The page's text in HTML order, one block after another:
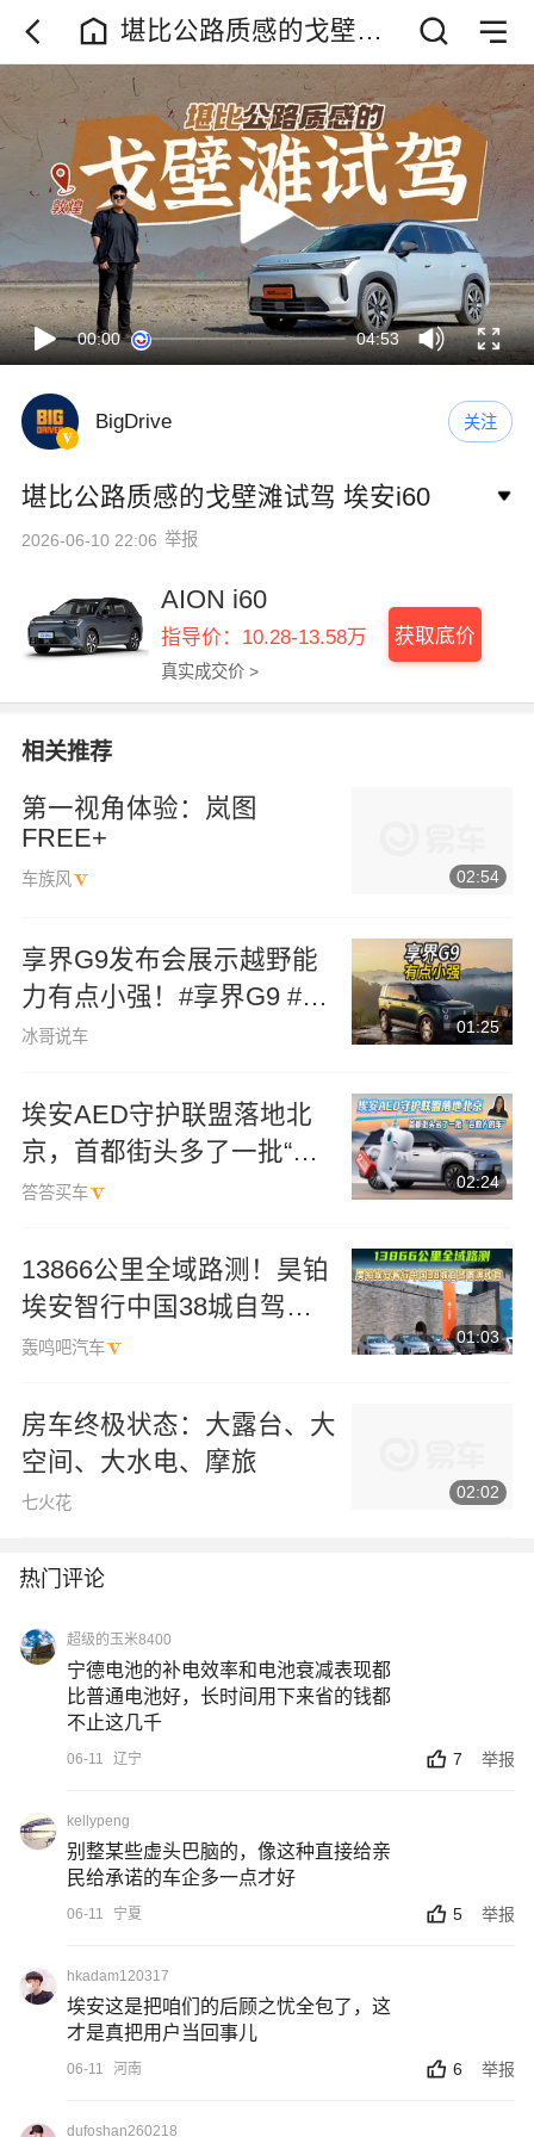
堪比公路质感的戈壁滩
试驾 埃安i60
00:00 04:53
BigDrive 关注
堪比公路质感的戈壁滩试驾 埃安i60
2026-06-10 22:06 举报
AION i60
指导价：10.28-13.58万
真实成交价 >
获取底价
相关推荐
第一视角体验：岚图
FREE+
车族风 02:54
享界G9发布会展示越野能
力有点小强！#享界G9 #余
承东 #硬派越野 #华为发布
冰哥说车
01:25
埃安AED守护联盟落地北
京，首都街头多了一批“会
救人的车”
答答买车
02:24
13866公里全域路测！昊铂
埃安智行中国38城自驾圆
满收官
轰鸣吧汽车
01:03
房车终极状态：大露台、大
空间、大水电、摩旅
七火花
02:02
热门评论
超级的玉米8400
宁德电池的补电效率和电池衰减表现都
比普通电池好，长时间用下来省的钱都
不止这几千
06-11 辽宁 7 举报
kellypeng
别整某些虚头巴脑的，像这种直接给亲
民给承诺的车企多一点才好
06-11 宁夏 5 举报
hkadam120317
埃安这是把咱们的后顾之忧全包了，这
才是真把用户当回事儿
06-11 河南 6 举报
dufoshan260218